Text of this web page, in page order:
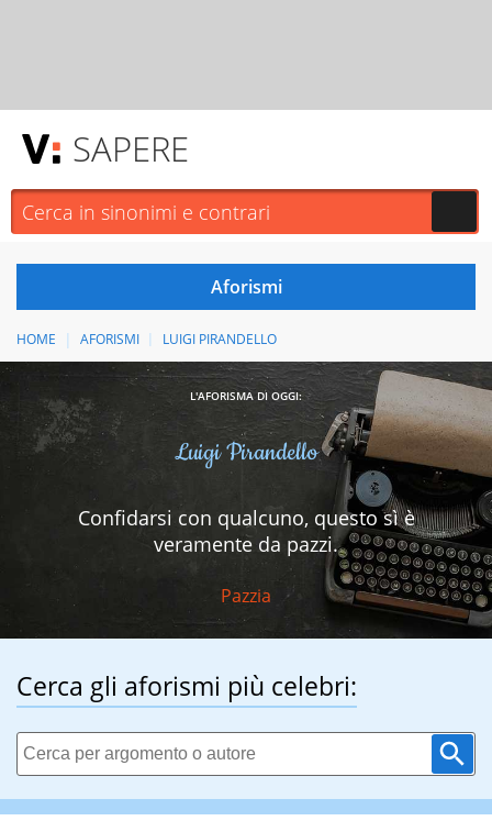
SAPERE
HOME AFORISMI LUIGI PIRANDELLO
L'AFORISMA DI OGGI:
Luigi Pirandello
Confidarsi con qualcuno, questo sì è
veramente da pazzi.
Pazzia
Cerca gli aforismi più celebri: